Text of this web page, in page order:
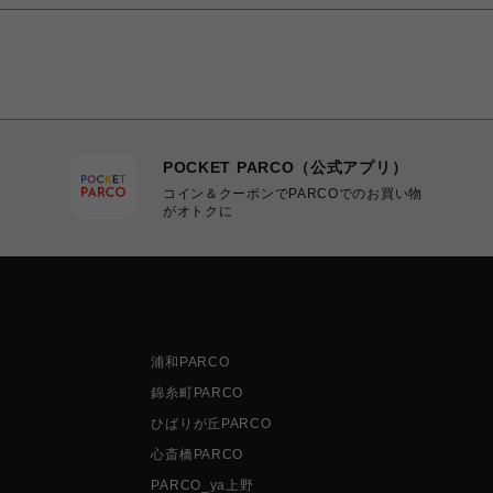
POCKET PARCO（公式アプリ）
コイン＆クーポンでPARCOでのお買い物
がオトクに
浦和PARCO
錦糸町PARCO
ひばりが丘PARCO
心斎橋PARCO
PARCO_ya上野